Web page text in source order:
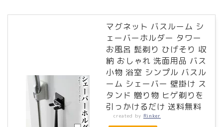
マグネット バスルーム シ
ェーバーホルダー タワー
お風呂 髭剃り ひげそり 収
納 おしゃれ 洗面用品 バス
小物 浴室 シンプル バスル
ーム シェーバー 壁掛け ス
タンド 贈り物 ヒゲ剃りを
引っかけるだけ 送料無料
created by Rinker